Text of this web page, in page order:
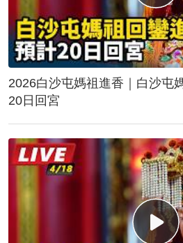
2026白沙屯媽祖進香｜白沙屯
20日回宮